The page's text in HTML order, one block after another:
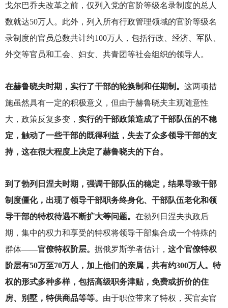
戈尔巴乔夫改革之前，仅列入党的官阶等级名录制度的总人
数就达50万人。此外，列入所有行政管理领域的官阶等级名
录制度的官员总数共计约100万人，包括行政、经济、军队、
外交等官员和工会、妇女、共青团等社会组织的领导人。
在赫鲁晓夫时期，实行了干部的轮换制和任期制。 这两项措
施虽然具有一定的积极意义，但由于赫鲁晓夫主观随意性
大，政策反复多变， 实行的干部政策造成了干部队伍的不稳
定，触动了一些干部的既得利益，失去了众多领导干部的支
持，这在很大程度上决定了赫鲁晓夫的下台。
到了勃列日涅夫时期，强调干部队伍的稳定，结果导致干部
制度僵化，出现了领导干部职务终身化、干部队伍老化和领
导干部的特权待遇不断扩大等问题。 在勃列日涅夫执政后
期，集中的权力和享受的特权将领导干部集合成一个特殊的
群体——官僚特权阶层。 据俄罗斯学者估计， 这个官僚特权
阶层有50万至70万人，加上他们的亲属，共有约300万人。特
权的形式多种多样，包括高级职务津贴，免费或折价的住
房、别墅，特供商品等等。 由于职位带来了特权，买官卖官